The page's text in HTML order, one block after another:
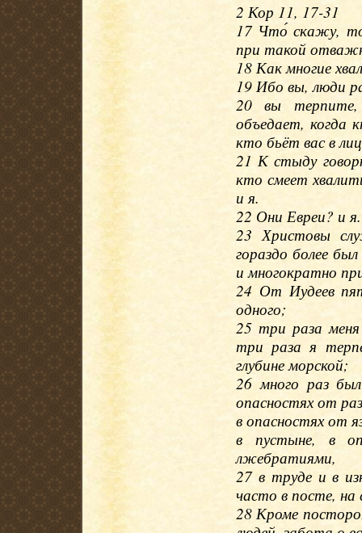
2 Кор 11, 17-31
17 Что́ скажу,
при такой
18 Как многие
19 Ибо вы, люди
20 вы
объедает, когда
кто бьёт вас в
21 К стыду
кто смеет
и я.
22 Они Евреи? и
23 Христовы
гораздо более
и многократно
24 От Иудеев
одного;
25 три раза
три раза я
глубине морской;
26 много раз
опасностях от
в опасностях от
в пустыне, в
лжебратиями,
27 в труде и в
часто в посте,
28 Кроме